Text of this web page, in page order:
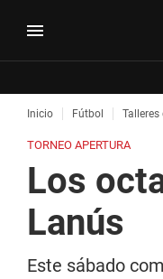
Inicio Fútbol Talleres
TORNEO APERTURA
Los
Lanús
Este sábado